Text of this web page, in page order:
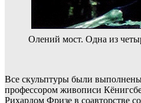
Олений мост. Одна из
Все скульптуры были
профессором живописи
Рихардом Фризе в соавторстве